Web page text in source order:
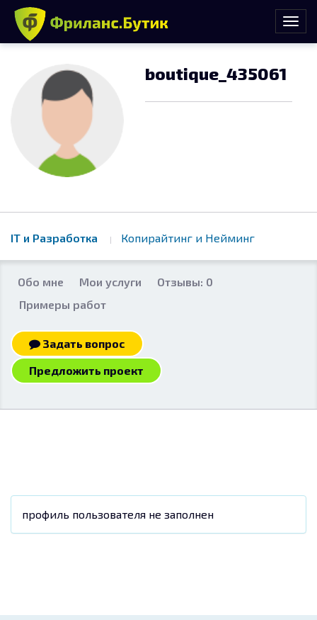
boutique_435061
IT и Разработка Копирайтинг и Нейминг
Обо мне Мои услуги
Отзывы: 0
Примеры работ
Задать вопрос
Предложить проект
профиль пользователя не заполнен